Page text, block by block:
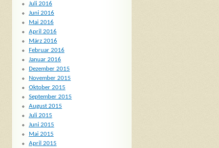
Juli 2016
Juni 2016
Mai 2016
April 2016
März 2016
Februar 2016
Januar 2016
Dezember 2015
November 2015
Oktober 2015
September 2015
August 2015
Juli 2015
Juni 2015
Mai 2015
April 2015